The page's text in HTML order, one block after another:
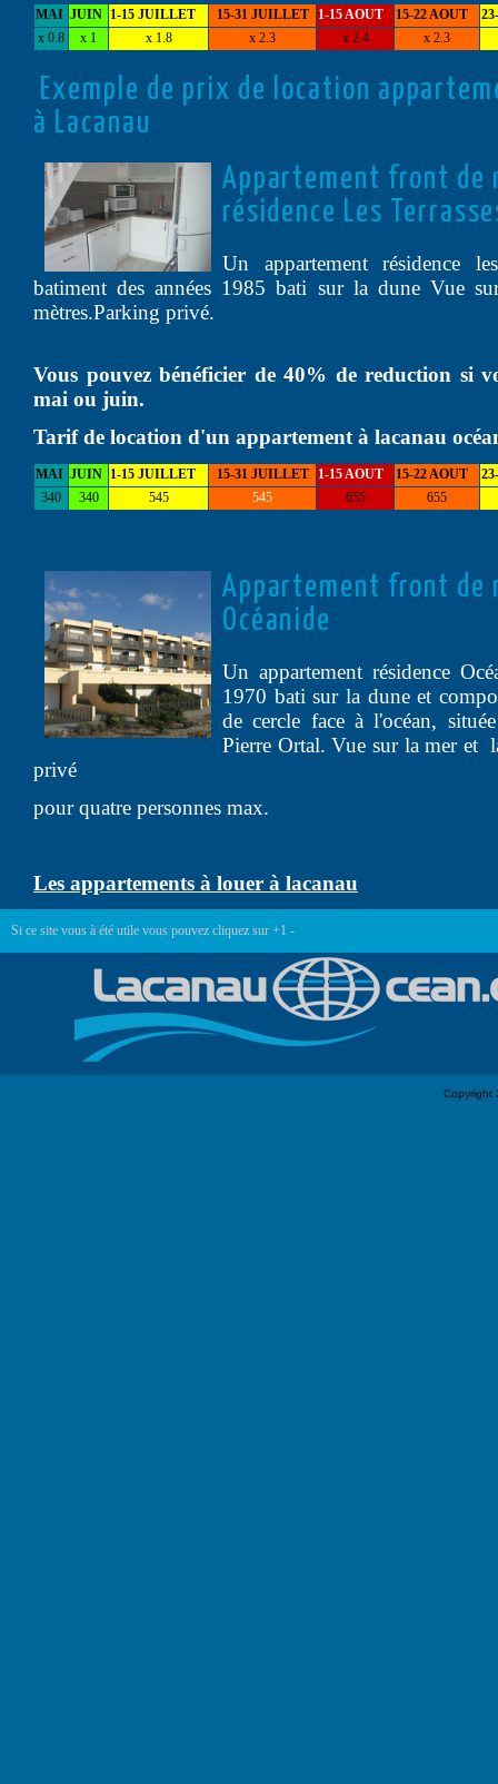
MAI JUIN 1-15 JUILLET 15-31 JUILLET 1-15 AOUT 15-22 AOUT
x 0.8
x 1 x 1.8 x 2.3 x 2.4 x 2.3
Exemple de prix de location
à Lacanau
Appartement front de
résidence Les
Un appartement résidence
batiment des années 1985 bati sur la dune Vue
mètres.Parking privé.
Vous pouvez bénéficier de 40% de reduction si
mai ou juin.
Tarif de location d'un appartement à lacanau
MAI JUIN 1-15 JUILLET 15-31 JUILLET 1-15 AOUT 15-22 AOUT
340
340 545 545 655 655
Appartement front de
Océanide
Un appartement résidence
1970 bati sur la dune et
de cercle face à l'océan,
Pierre Ortal. Vue sur la mer et
privé
pour quatre personnes max.
Les appartements à louer à lacanau
Si ce site vous à été utile vous pouvez cliquez sur +1 -
Copyright